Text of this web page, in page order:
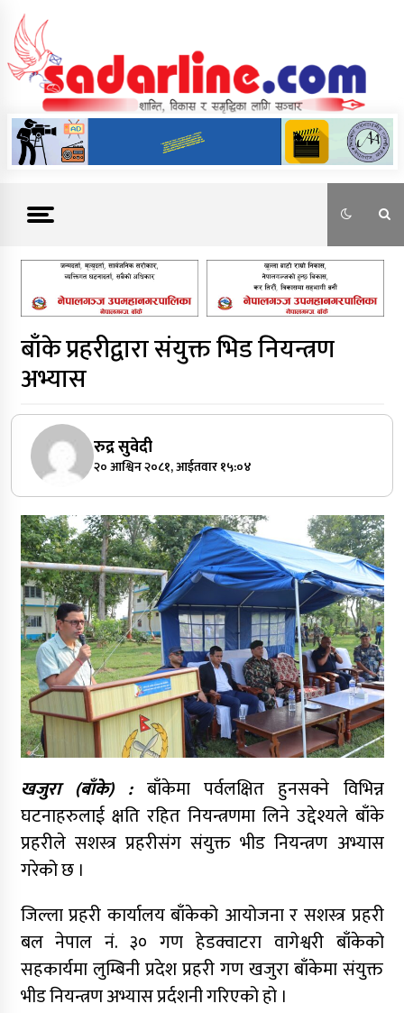
content
News For Nepal
बाँके प्रहरीद्वारा संयुक्त भिड नियन्त्रण
अभ्यास
रुद्र सुवेदी
२० आश्विन २०८१, आईतवार १५:०४
खजुरा (बाँके) : बाँकेमा पर्वलक्षित हुनसक्ने विभिन्न
घटनाहरुलाई क्षति रहित नियन्त्रणमा लिने उद्देश्यले बाँके
प्रहरीले सशस्त्र प्रहरीसंग संयुक्त भीड नियन्त्रण अभ्यास
गरेको छ ।
जिल्ला प्रहरी कार्यालय बाँकेको आयोजना र सशस्त्र प्रहरी
बल नेपाल नं. ३० गण हेडक्वाटरा वागेश्वरी बाँकेको
सहकार्यमा लुम्बिनी प्रदेश प्रहरी गण खजुरा बाँकेमा संयुक्त
भीड नियन्त्रण अभ्यास प्रर्दशनी गरिएको हो ।